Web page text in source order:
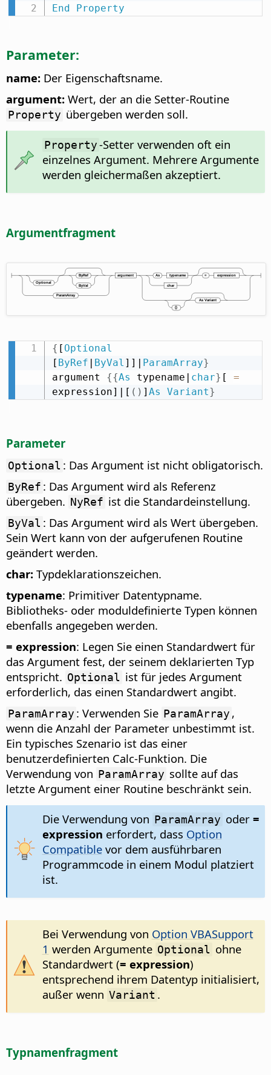
End
Property
Parameter:
name: Der Eigenschaftsname.
argument: Wert, der an die Setter-Routine
Property übergeben werden soll.
Property-Setter verwenden oft ein
einzelnes Argument. Mehrere Argumente
werden gleichermaßen akzeptiert.
Argumentfragment
{ [ Optional
[ ByRef | ByVal ]]| ParamArray}
argument {{As typename| char} [ =
expression]|[ ( ) ] As Variant}
Parameter
Optional : Das Argument ist nicht obligatorisch.
ByRef : Das Argument wird als Referenz
übergeben. NyRef ist die Standardeinstellung.
ByVal : Das Argument wird als Wert übergeben.
Sein Wert kann von der aufgerufenen Routine
geändert werden.
char: Typdeklarationszeichen.
typename: Primitiver Datentypname.
Bibliotheks- oder moduldefinierte Typen können
ebenfalls angegeben werden.
= expression: Legen Sie einen Standardwert für
das Argument fest, der seinem deklarierten Typ
entspricht. Optional ist für jedes Argument
erforderlich, das einen Standardwert angibt.
ParamArray : Verwenden Sie ParamArray ,
wenn die Anzahl der Parameter unbestimmt ist.
Ein typisches Szenario ist das einer
benutzerdefinierten Calc-Funktion. Die
Verwendung von ParamArray sollte auf das
letzte Argument einer Routine beschränkt sein.
Die Verwendung von ParamArray oder =
expression erfordert, dass Option
Compatiblevor dem ausführbaren
Programmcode in einem Modul platziert
ist.
Bei Verwendung von Option VBASupport
1 werden Argumente Optional ohne
Standardwert (= expression)
entsprechend ihrem Datentyp initialisiert,
außer wenn Variant .
Typnamenfragment